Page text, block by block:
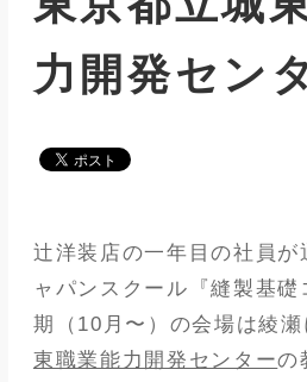
メディア
力開発セン
辻洋装店の一年目の社員が
ャパンスクール『縫製基
期（10月〜）の会場は綾瀬
東職業能力開発センターの